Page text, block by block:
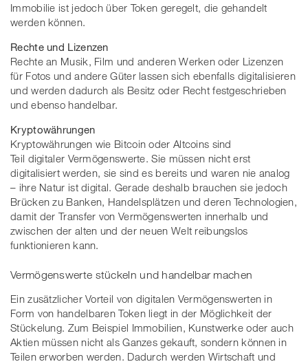
Immobilie ist jedoch über Token geregelt, die gehandelt
werden können.
Rechte und Lizenzen
Rechte an Musik, Film und anderen Werken oder Lizenzen
für Fotos und andere Güter lassen sich ebenfalls digitalisieren
und werden dadurch als Besitz oder Recht festgeschrieben
und ebenso handelbar.
Kryptowährungen
Kryptowährungen wie Bitcoin oder Altcoins sind
Teil digitaler Vermögenswerte. Sie müssen nicht erst
digitalisiert werden, sie sind es bereits und waren nie analog
– ihre Natur ist digital. Gerade deshalb brauchen sie jedoch
Brücken zu Banken, Handelsplätzen und deren Technologien,
damit der Transfer von Vermögenswerten innerhalb und
zwischen der alten und der neuen Welt reibungslos
funktionieren kann.
Vermögenswerte stückeln und handelbar machen
Ein zusätzlicher Vorteil von digitalen Vermögenswerten in
Form von handelbaren Token liegt in der Möglichkeit der
Stückelung. Zum Beispiel Immobilien, Kunstwerke oder auch
Aktien müssen nicht als Ganzes gekauft, sondern können in
Teilen erworben werden. Dadurch werden Wirtschaft und